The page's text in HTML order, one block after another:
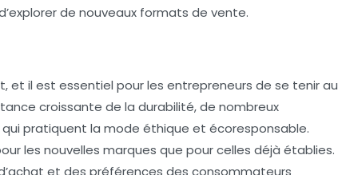
de nouveaux formats de vente.
il est essentiel pour les entrepreneurs de se tenir au
croissante de la durabilité, de nombreux
pratiquent la mode éthique et écoresponsable.
les nouvelles marques que pour celles déjà établies.
et des préférences des consommateurs